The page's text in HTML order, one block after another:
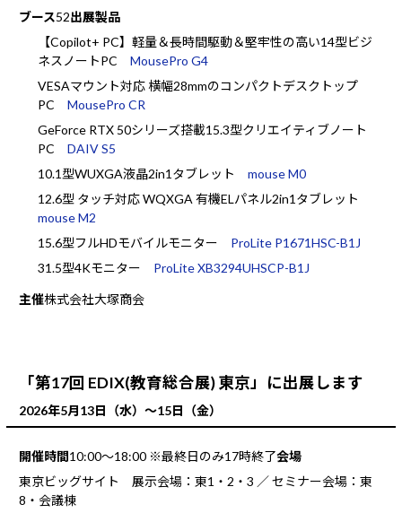
ブース52出展製品
【Copilot+ PC】軽量＆長時間駆動＆堅牢性の高い14型ビジ
ネスノートPC MousePro G4
VESAマウント対応 横幅28mmのコンパクトデスクトップ
PC MousePro CR
GeForce RTX 50シリーズ搭載15.3型クリエイティブノート
PC DAIV S5
10.1型WUXGA液晶2in1タブレット mouse M0
12.6型 タッチ対応 WQXGA 有機ELパネル2in1タブレット
mouse M2
15.6型フルHDモバイルモニター ProLite P1671HSC-B1J
31.5型4Kモニター ProLite XB3294UHSCP-B1J
主催株式会社大塚商会
「第17回 EDIX(教育総合展) 東京」に出展します
2026年5月13日（水）～15日（金）
開催時間10:00～18:00 ※最終日のみ17時終了会場
東京ビッグサイト 展示会場：東1・2・3 ／ セミナー会場：東
8・会議棟